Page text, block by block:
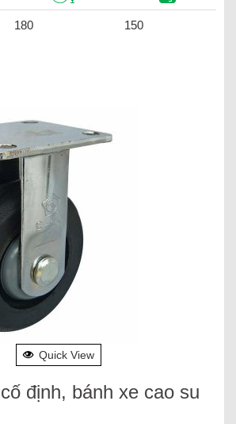
180 150
Quick View
định, bánh xe cao su